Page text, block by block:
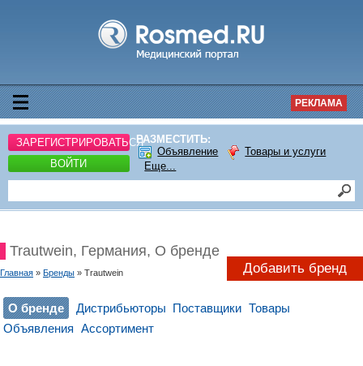
РЕКЛАМА
ЗАРЕГИСТРИРОВАТЬСЯ
ВОЙТИ
РАЗМЕСТИТЬ:
Объявление
Товары и услуги
Еще...
Trautwein, Германия, О бренде
Главная » Бренды » Trautwein Добавить бренд
О бренде Дистрибьюторы Поставщики Товары
Объявления Ассортимент